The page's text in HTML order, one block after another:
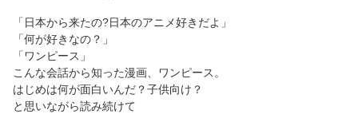
「日本から来たの?日本のアニメ好きだよ」
「何が好きなの？」
「ワンピース」
こんな会話から知った漫画、ワンピース。
はじめは何が面白いんだ？子供向け？
と思いながら読み続けて